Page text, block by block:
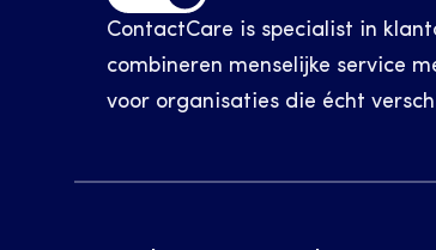
ContactCare is specialist in
combineren menselijke service
voor organisaties die écht